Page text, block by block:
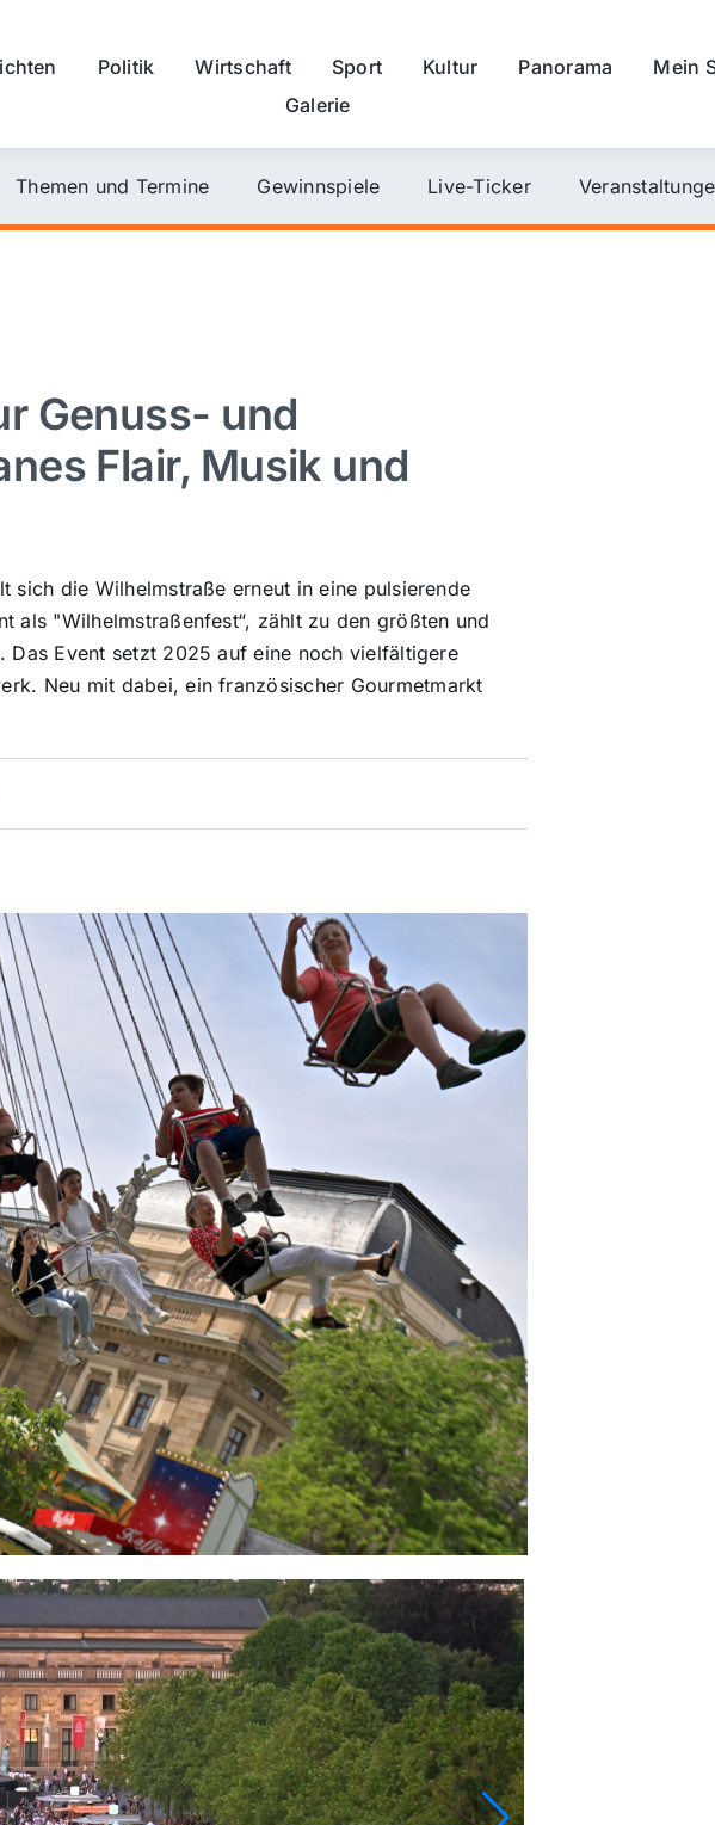
Politik Wirtschaft Sport Kultur Panorama
Mein
Galerie
Themen und Termine Gewinnspiele Live-Ticker
Genuss- und
Flair, Musik und
sich die Wilhelmstraße erneut in eine pulsierende
als "Wilhelmstraßenfest“, zählt zu den größten und
Das Event setzt 2025 auf eine noch vielfältigere
Neu mit dabei, ein französischer Gourmetmarkt